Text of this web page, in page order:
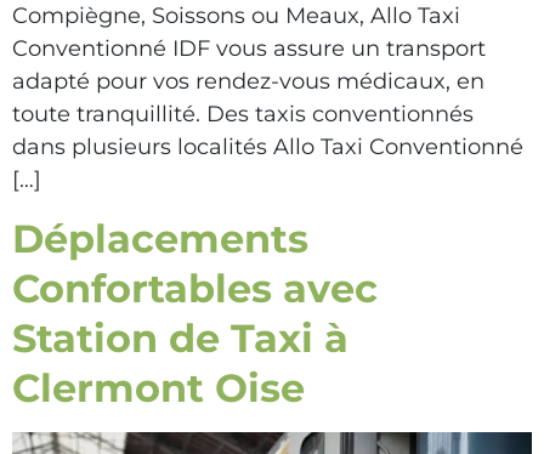
Compiègne, Soissons ou Meaux, Allo Taxi
Conventionné IDF vous assure un transport
adapté pour vos rendez-vous médicaux, en
toute tranquillité. Des taxis conventionnés
dans plusieurs localités Allo Taxi Conventionné
[…]
Déplacements
Confortables avec
Station de Taxi à
Clermont Oise